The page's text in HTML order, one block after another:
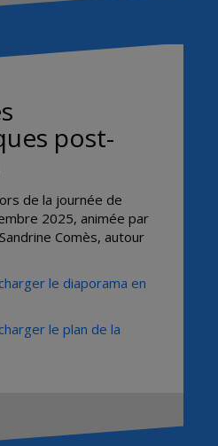
post-
de la journée de
2025, animée par
Comès, autour
le diaporama en
le plan de la